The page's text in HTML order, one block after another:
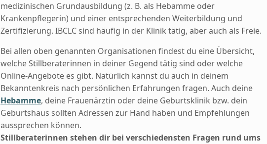
medizinischen Grundausbildung (z. B. als Hebamme oder
Krankenpflegerin) und einer entsprechenden Weiterbildung und
Zertifizierung. IBCLC sind häufig in der Klinik tätig, aber auch als Freie.
Bei allen oben genannten Organisationen findest du eine Übersicht,
welche Stillberaterinnen in deiner Gegend tätig sind oder welche
Online-Angebote es gibt. Natürlich kannst du auch in deinem
Bekanntenkreis nach persönlichen Erfahrungen fragen. Auch deine
Hebamme, deine Frauenärztin oder deine Geburtsklinik bzw. dein
Geburtshaus sollten Adressen zur Hand haben und Empfehlungen
aussprechen können.
Stillberaterinnen stehen dir bei verschiedensten Fragen rund ums